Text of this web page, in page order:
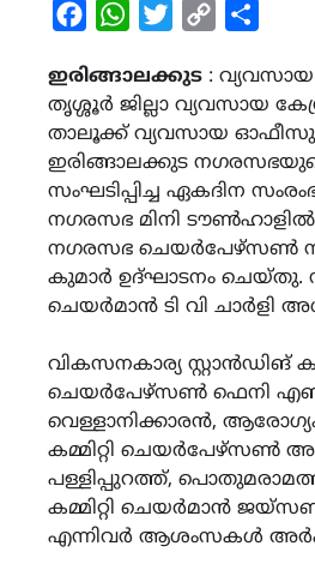
FacebookWhatsAppTwitterCopy
ഇരിങ്ങാലക്കുട :
തൃശ്ശൂർ ജില്ലാ വ്യവസായ
താലൂക്ക് വ്യവസായ
ഇരിങ്ങാലക്കുട
സംഘടിപ്പിച്ച ഏകദിന
നഗരസഭ മിനി
നഗരസഭ ചെയർപേഴ്സൺ
കുമാർ ഉദ്ഘാടനം
ചെയർമാൻ ടി വി ചാർളി
വികസനകാര്യ സ്റ്റാൻഡിങ്
ചെയർപേഴ്സൺ ഫെനി
വെള്ളാനിക്കാരൻ,
കമ്മിറ്റി ചെയർപേഴ്സൺ
പള്ളിപ്പുറത്ത്,
കമ്മിറ്റി ചെയർമാൻ
എന്നിവർ ആശംസകൾ